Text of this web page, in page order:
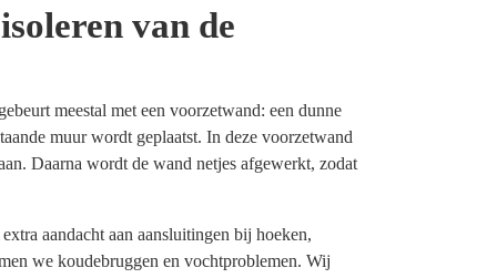
van de
meestal met een voorzetwand: een dunne
muur wordt geplaatst. In deze voorzetwand
Daarna wordt de wand netjes afgewerkt, zodat
aandacht aan aansluitingen bij hoeken,
we koudebruggen en vochtproblemen. Wij